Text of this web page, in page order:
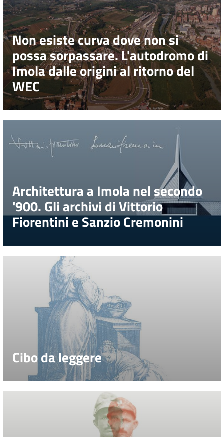
Patto
per
la
lettura
Seguici
su
Catalogo
on line
Chiedi al
bibliotecario
Non esiste curva dove non si
possa sorpassare. L'autodromo di
Imola dalle origini al ritorno del
WEC
Architettura a Imola nel secondo
'900. Gli archivi di Vittorio
Fiorentini e Sanzio Cremonini
Cibo da leggere